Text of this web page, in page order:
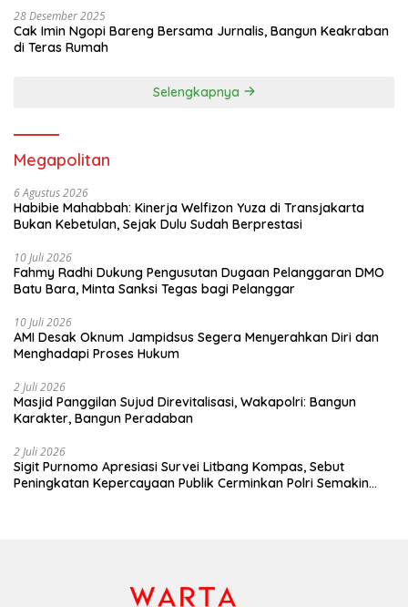
28 Desember 2025
Cak Imin Ngopi Bareng Bersama Jurnalis, Bangun Keakraban
di Teras Rumah
Selengkapnya
Megapolitan
6 Agustus 2026
Habibie Mahabbah: Kinerja Welfizon Yuza di Transjakarta
Bukan Kebetulan, Sejak Dulu Sudah Berprestasi
10 Juli 2026
Fahmy Radhi Dukung Pengusutan Dugaan Pelanggaran DMO
Batu Bara, Minta Sanksi Tegas bagi Pelanggar
10 Juli 2026
AMI Desak Oknum Jampidsus Segera Menyerahkan Diri dan
Menghadapi Proses Hukum
2 Juli 2026
Masjid Panggilan Sujud Direvitalisasi, Wakapolri: Bangun
Karakter, Bangun Peradaban
2 Juli 2026
Sigit Purnomo Apresiasi Survei Litbang Kompas, Sebut
Peningkatan Kepercayaan Publik Cerminkan Polri Semakin